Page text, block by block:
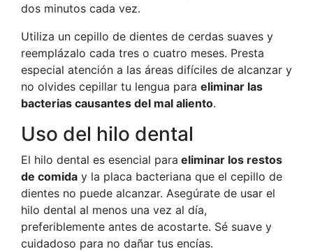
dos minutos cada vez.
Utiliza un cepillo de dientes de cerdas suaves y
reemplázalo cada tres o cuatro meses. Presta
especial atención a las áreas difíciles de alcanzar y
no olvides cepillar tu lengua para eliminar las
bacterias causantes del mal aliento.
Uso del hilo dental
El hilo dental es esencial para eliminar los restos
de comida y la placa bacteriana que el cepillo de
dientes no puede alcanzar. Asegúrate de usar el
hilo dental al menos una vez al día,
preferiblemente antes de acostarte. Sé suave y
cuidadoso para no dañar tus encías.